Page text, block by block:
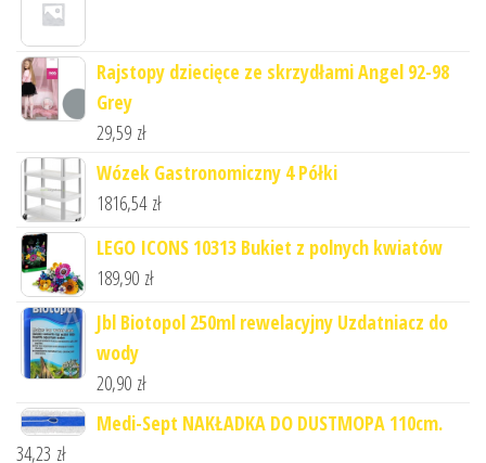
Rajstopy dziecięce ze skrzydłami Angel 92-98
Grey
29,59 zł
Wózek Gastronomiczny 4 Półki
1816,54 zł
LEGO ICONS 10313 Bukiet z polnych kwiatów
189,90 zł
Jbl Biotopol 250ml rewelacyjny Uzdatniacz do
wody
20,90 zł
Medi-Sept NAKŁADKA DO DUSTMOPA 110cm.
34,23 zł